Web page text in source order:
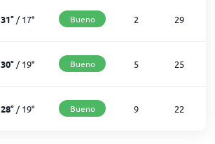
31° /17° Bueno 2 29
30° /19° Bueno 5 25
28° /19° Bueno 9 22